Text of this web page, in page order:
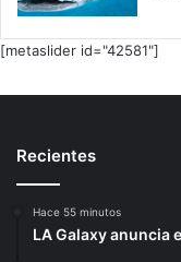
[metaslider id="42581"]
Recientes
Hace 55 minutos
LA Galaxy anuncia